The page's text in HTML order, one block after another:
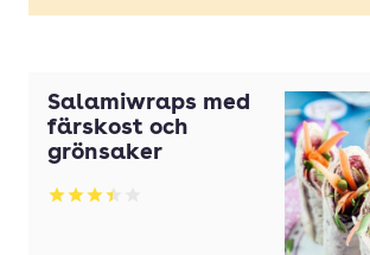
Salamiwraps med
färskost och
grönsaker
Betyg: 3.44 av 5